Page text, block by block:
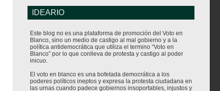
IDEARIO
Este blog no es una plataforma de promoción del Voto en
Blanco, sino un medio de castigo al mal gobierno y a la
política antidemocrática que utiliza el termino “Voto en
Blanco” por lo que conlleva de protesta y castigo al poder
inicuo.
El voto en blanco es una bofetada democrática a los
poderes políticos ineptos y expresa la protesta ciudadana en
las urnas cuando padece gobiernos insoportables, injustos y